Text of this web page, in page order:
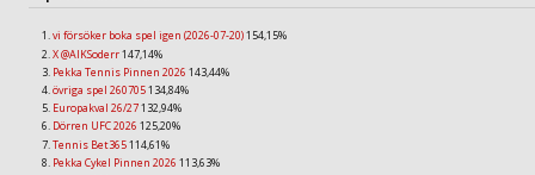
vi försöker boka spel igen (2026-07-20)154,15%
X @AIKSoderr147,14%
Pekka Tennis Pinnen 2026 143,44%
övriga spel 260705134,84%
Europakval 26/27132,94%
Dörren UFC 2026 125,20%
Tennis Bet365114,61%
Pekka Cykel Pinnen 2026 113,63%